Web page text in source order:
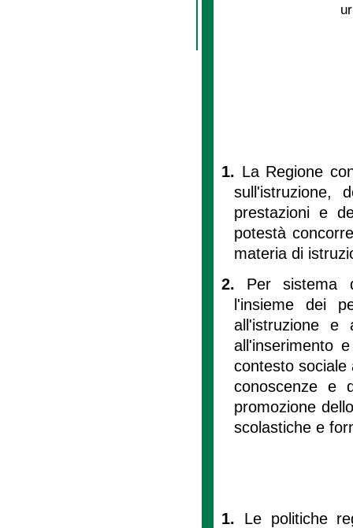
1. La Regione
sull'istruzione,
prestazioni e
potestà
materia di
2. Per sistema
l'insieme dei
all'istruzione e
all'inserimento
contesto sociale
conoscenze e
promozione
scolastiche e
1. Le politiche